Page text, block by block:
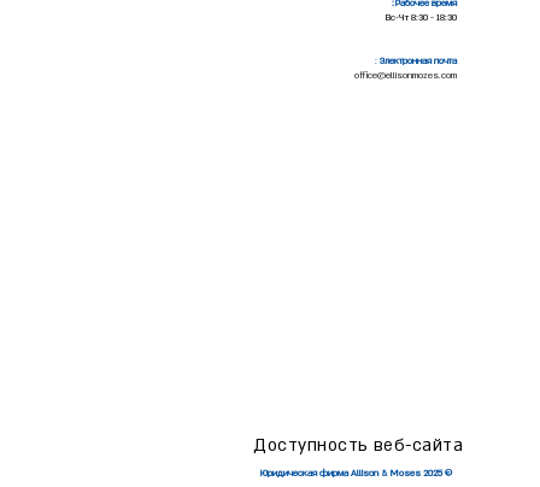
Электронная почта
:
office@ellisonmozes.com
Вс-Чт 8:30 - 18:30
Доступность веб-сайта
© 2025 Юридическая фирма Allison & Moses